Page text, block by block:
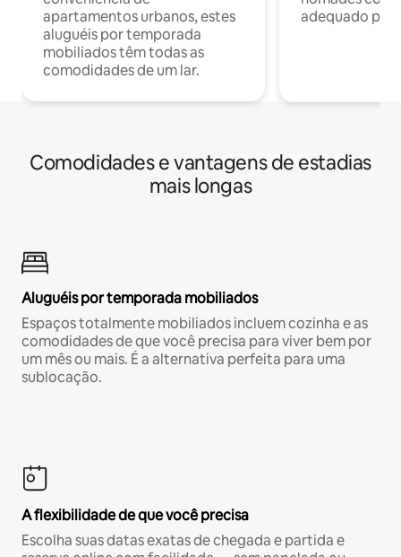
apartamentos urbanos, estes
aluguéis por temporada
mobiliados têm todas as
comodidades de um lar.
adequado
Comodidades e vantagens de estadias
mais longas
Aluguéis por temporada mobiliados
Espaços totalmente mobiliados incluem cozinha e as
comodidades de que você precisa para viver bem por
um mês ou mais. É a alternativa perfeita para uma
sublocação.
A flexibilidade de que você precisa
Escolha suas datas exatas de chegada e partida e